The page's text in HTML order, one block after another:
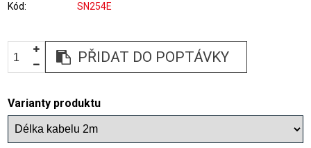
Kód SN254E
PŘIDAT DO POPTÁVKY
Varianty produktu